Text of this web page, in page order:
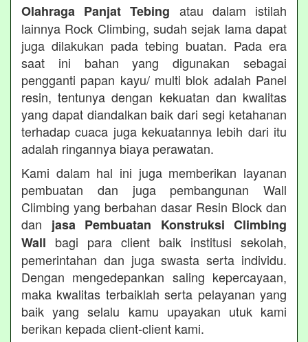
Olahraga Panjat Tebing atau dalam istilah
lainnya Rock Climbing, sudah sejak lama dapat
juga dilakukan pada tebing buatan. Pada era
saat ini bahan yang digunakan sebagai
pengganti papan kayu/ multi blok adalah Panel
resin, tentunya dengan kekuatan dan kwalitas
yang dapat diandalkan baik dari segi ketahanan
terhadap cuaca juga kekuatannya lebih dari itu
adalah ringannya biaya perawatan.
Kami dalam hal ini juga memberikan layanan
pembuatan dan juga pembangunan Wall
Climbing yang berbahan dasar Resin Block dan
dan jasa Pembuatan Konstruksi Climbing
Wall bagi para client baik institusi sekolah,
pemerintahan dan juga swasta serta individu.
Dengan mengedepankan saling kepercayaan,
maka kwalitas terbaiklah serta pelayanan yang
baik yang selalu kamu upayakan utuk kami
berikan kepada client-client kami.